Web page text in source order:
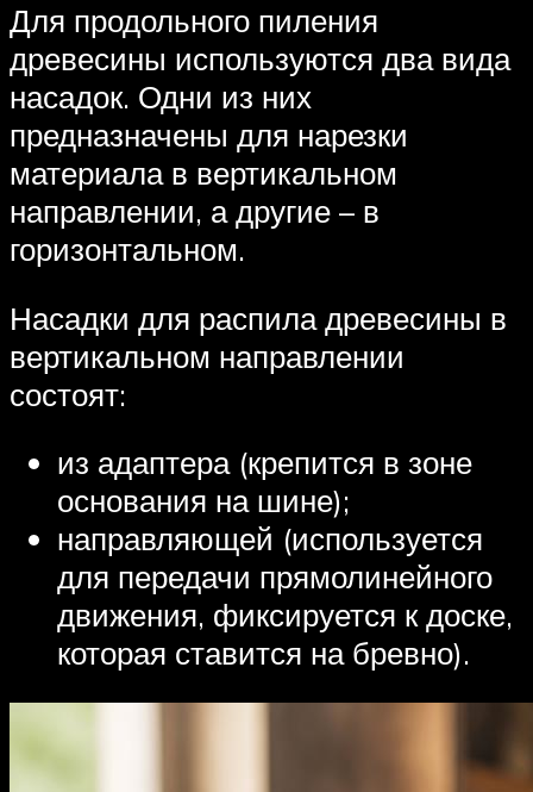
Для продольного пиления
древесины используются два вида
насадок. Одни из них
предназначены для нарезки
материала в вертикальном
направлении, а другие – в
горизонтальном.
Насадки для распила древесины в
вертикальном направлении
состоят:
из адаптера (крепится в зоне
основания на шине);
направляющей (используется
для передачи прямолинейного
движения, фиксируется к доске,
которая ставится на бревно).